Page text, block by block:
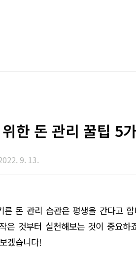
한 돈 관리 꿀팁 5
9. 13.
른 돈 관리 습관은 평생을 간다고 합
작은 것부터 실천해보는 것이 중요하
겠습니다!